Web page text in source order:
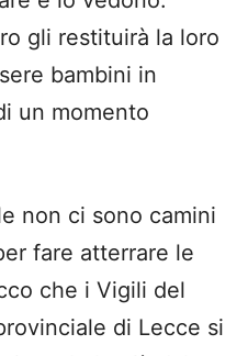
gli restituirà la loro
bambini in
un momento
non ci sono camini
fare atterrare le
che i Vigili del
di Lecce si